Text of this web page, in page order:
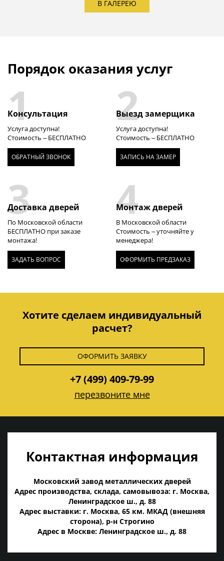
В ГАЛЕРЕЮ
Порядок оказания услуг
1
Консультация
Услуга доступна!
Стоимость – БЕСПЛАТНО
ОБРАТНЫЙ ЗВОНОК
2
Выезд замерщика
Услуга доступна!
Стоимость – БЕСПЛАТНО
ЗАПИСЬ НА ЗАМЕР
3
Доставка дверей
По Московской области
БЕСПЛАТНО при заказе
монтажа!
ЗАДАТЬ ВОПРОС
4
Монтаж дверей
В Московской области
Стоимость – уточняйте у
менеджера!
ОФОРМИТЬ ПРЕДЗАКАЗ
Хотите сделаем индивидуальный
расчет?
ОФОРМИТЬ ЗАЯВКУ
+7 (499) 409-79-99
перезвоните мне
Контактная информация
Московский завод металлических дверей
Адрес производства, склада, самовывоза: г. Москва,
Ленинградское ш., д. 88
Адрес выставки: г. Москва, 65 км. МКАД (внешняя
сторона), р-н Строгино
Адрес в Москве: Ленинградское ш., д. 88